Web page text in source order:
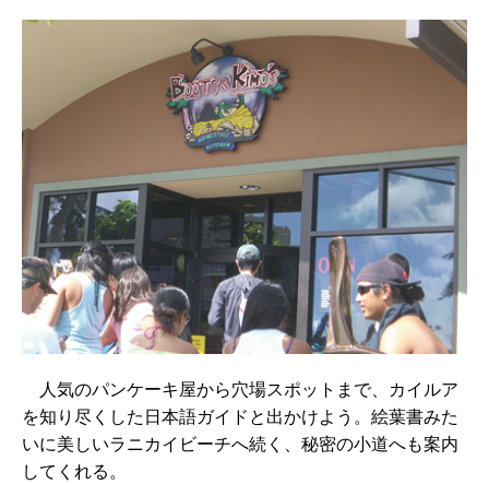
人気のパンケーキ屋から穴場スポットまで、カイルア
を知り尽くした日本語ガイドと出かけよう。絵葉書みた
いに美しいラニカイビーチへ続く、秘密の小道へも案内
してくれる。